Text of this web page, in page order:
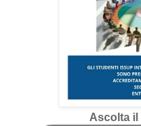
Ascolta